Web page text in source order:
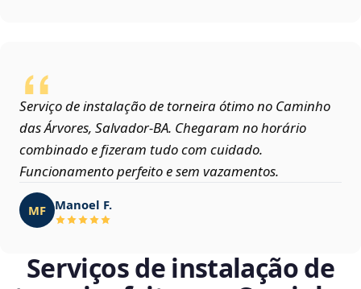
Serviço de instalação de torneira ótimo no Caminho
das Árvores, Salvador‑BA. Chegaram no horário
combinado e fizeram tudo com cuidado.
Funcionamento perfeito e sem vazamentos.
MF Manoel F.
Serviços de instalação de